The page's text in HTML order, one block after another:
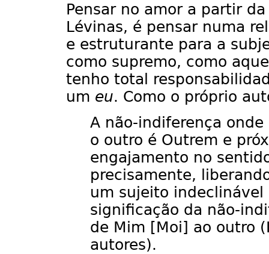
Pensar no amor a partir
Lévinas, é pensar numa
e estruturante para a
como supremo, como
tenho total
um eu. Como o próprio
A não-indiferença
o outro é Outrem e
engajamento no
precisamente,
um sujeito
significação da não-
de Mim [Moi] ao outro
autores).